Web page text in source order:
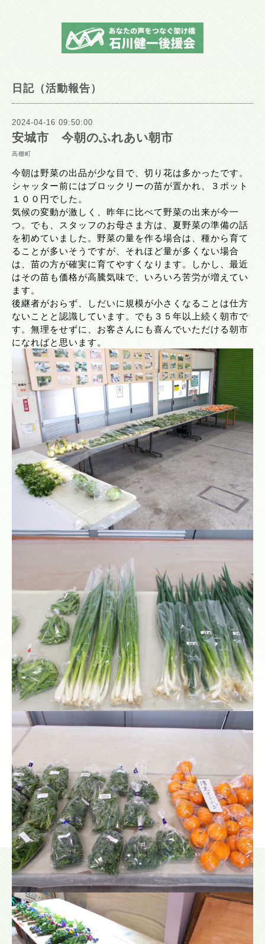
日記（活動報告）
2024-04-16 09:50:00
安城市 今朝のふれあい朝市
高棚町
今朝は野菜の出品が少な目で、切り花は多かったです。
シャッター前にはブロックリーの苗が置かれ、３ポット
１００円でした。
気候の変動が激しく、昨年に比べて野菜の出来が今一
つ。でも、スタッフのお母さま方は、夏野菜の準備の話
を初めていました。野菜の量を作る場合は、種から育て
ることが多いそうですが、それほど量が多くない場合
は、苗の方が確実に育てやすくなります。しかし、最近
はその苗も価格が高騰気味で、いろいろ苦労が増えてい
ます。
後継者がおらず、しだいに規模が小さくなることは仕方
ないことと認識しています。でも３５年以上続く朝市で
す。無理をせずに、お客さんにも喜んでいただける朝市
になればと思います。